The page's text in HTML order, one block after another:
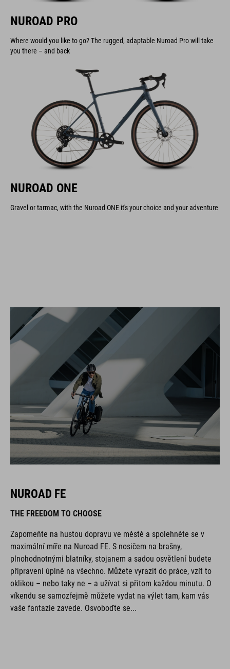
NUROAD PRO
Where would you like to go? The rugged, adaptable Nuroad Pro will take
you there – and back
NUROAD ONE
Gravel or tarmac, with the Nuroad ONE it's your choice and your adventure
NUROAD FE
THE FREEDOM TO CHOOSE
Zapomeňte na hustou dopravu ve městě a spolehněte se v
maximální míře na Nuroad FE. S nosičem na brašny,
plnohodnotnými blatníky, stojanem a sadou osvětlení budete
připraveni úplně na všechno. Můžete vyrazit do práce, vzít to
oklikou – nebo taky ne – a užívat si přitom každou minutu. O
víkendu se samozřejmě můžete vydat na výlet tam, kam vás
vaše fantazie zavede. Osvoboďte se...